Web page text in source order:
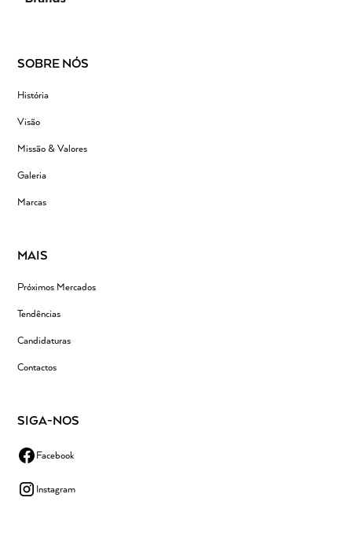
SOBRE NÓS
História
Visão
Missão & Valores
Galeria
Marcas
MAIS
Próximos Mercados
Tendências
Candidaturas
Contactos
SIGA-NOS
Facebook
Instagram